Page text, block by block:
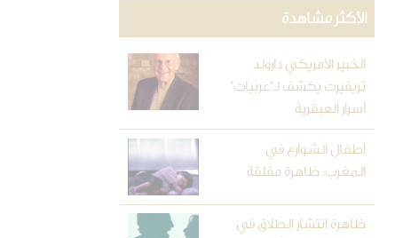
الأكثر مشاهدة
الخبير الأمريكي دارولد
تريفيرت يكشف لـ"عربيات"
أسرار العبقرية
أطفال الشوارع في
المغرب: ظاهرة مقلقة
ظاهرة انتشار الطلاق في